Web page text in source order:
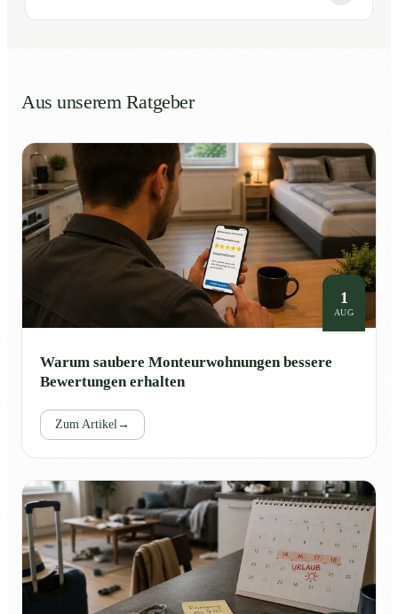
Aus unserem Ratgeber
1
AUG
Warum saubere Monteurwohnungen bessere
Bewertungen erhalten
Zum Artikel→